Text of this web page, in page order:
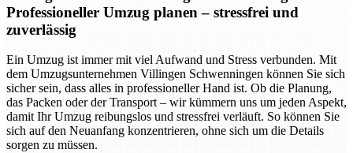
Professioneller Umzug planen – stressfrei und
zuverlässig
Ein Umzug ist immer mit viel Aufwand und Stress verbunden. Mit
dem Umzugsunternehmen Villingen Schwenningen können Sie sich
sicher sein, dass alles in professioneller Hand ist. Ob die Planung,
das Packen oder der Transport – wir kümmern uns um jeden Aspekt,
damit Ihr Umzug reibungslos und stressfrei verläuft. So können Sie
sich auf den Neuanfang konzentrieren, ohne sich um die Details
sorgen zu müssen.